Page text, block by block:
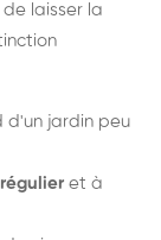
laisser la
d'un jardin peu
et à